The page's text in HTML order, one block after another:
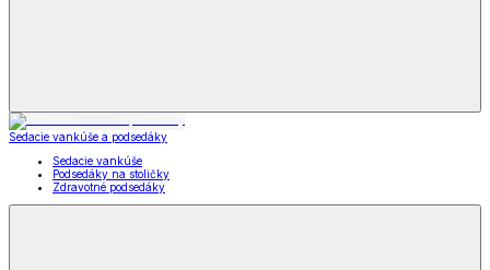
Sedacie vankúše a podsedáky
Sedacie vankúše
Podsedáky na stoličky
Zdravotné podsedáky